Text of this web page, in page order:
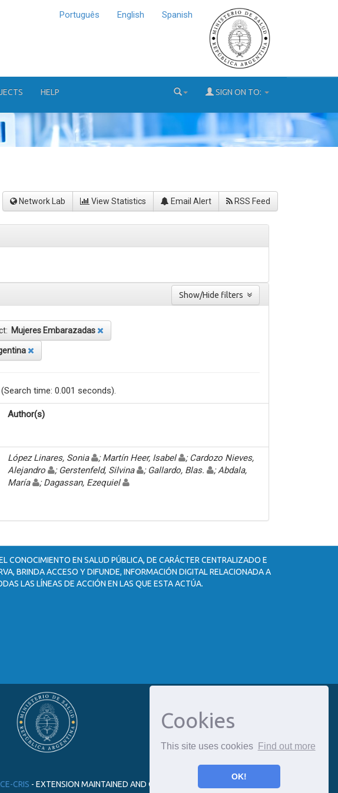
Cookies
This site uses cookies Find out more
OK!
Português English Spanish
HELP SIGN ON TO:
Network Lab View Statistics Email Alert RSS Feed
Mujeres Embarazadas
time: 0.001 seconds).
Author(s)
López Linares, Sonia ; Martín Heer, Isabel
; Cardozo Nieves,
Alejandro
; Gerstenfeld, Silvina ; Gallardo, Blas.
; Abdala,
María
; Dagassan, Ezequiel
CONOCIMIENTO EN SALUD PÚBLICA, DE CARÁCTER CENTRALIZADO E
BRINDA ACCESO Y DIFUNDE, INFORMACIÓN DIGITAL RELACIONADA A
LAS LÍNEAS DE ACCIÓN EN LAS QUE ESTA ACTÚA.
CRIS - EXTENSION MAINTAINED AND OPTIMIZED BY